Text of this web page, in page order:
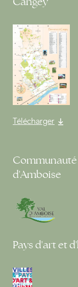
Télécharger
d'Amboise
Pays d'art et